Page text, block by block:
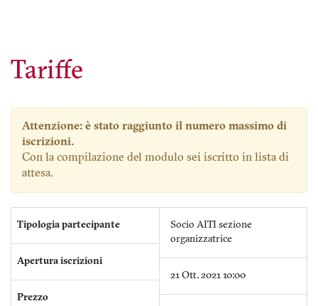
Tariffe
Attenzione: è stato raggiunto il numero massimo di
iscrizioni.
Con la compilazione del modulo sei iscritto in lista di
attesa.
Tipologia partecipante
Apertura iscrizioni
Prezzo
Socio AITI sezione
organizzatrice
21 Ott. 2021 10:00